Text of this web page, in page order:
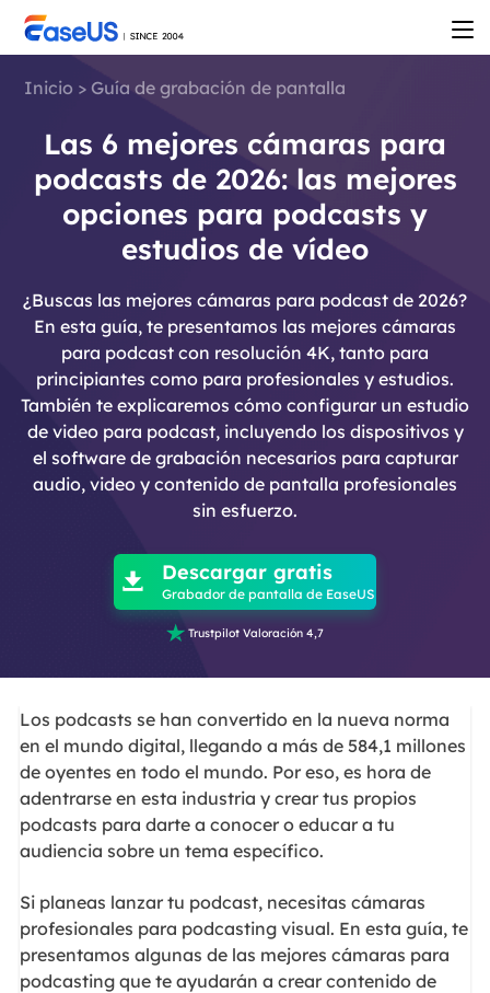
Inicio > Guía de grabación de pantalla
Las 6 mejores cámaras para
podcasts de 2026: las mejores
opciones para podcasts y
estudios de vídeo
¿Buscas las mejores cámaras para podcast de 2026?
En esta guía, te presentamos las mejores cámaras
para podcast con resolución 4K, tanto para
principiantes como para profesionales y estudios.
También te explicaremos cómo configurar un estudio
de video para podcast, incluyendo los dispositivos y
el software de grabación necesarios para capturar
audio, video y contenido de pantalla profesionales
sin esfuerzo.
 Descargar gratis
Grabador de pantalla de EaseUS
 Trustpilot Valoración 4,7
Los podcasts se han convertido en la nueva norma
en el mundo digital, llegando a más de 584,1 millones
de oyentes en todo el mundo. Por eso, es hora de
adentrarse en esta industria y crear tus propios
podcasts para darte a conocer o educar a tu
audiencia sobre un tema específico.
Si planeas lanzar tu podcast, necesitas cámaras
profesionales para podcasting visual. En esta guía, te
presentamos algunas de las mejores cámaras para
podcasting que te ayudarán a crear contenido de